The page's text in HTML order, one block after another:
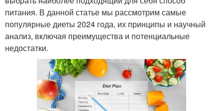
питания. В данной статье мы рассмотрим самые
популярные диеты 2024 года, их принципы и научный
анализ, включая преимущества и потенциальные
недостатки.